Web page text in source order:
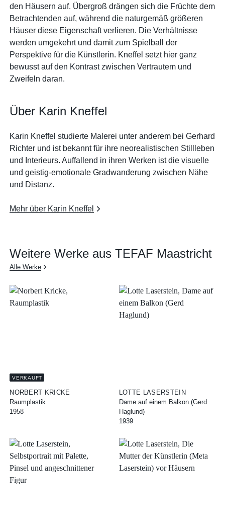
den Häusern auf. Übergroß drängen sich die Früchte dem
Betrachtenden auf, während die naturgemäß größeren
Häuser diese Eigenschaft verlieren. Die Verhältnisse
werden umgekehrt und damit zum Spielball der
Perspektive für die Künstlerin. Kneffel setzt hier ganz
bewusst auf den Kontrast zwischen Vertrautem und
Zweifeln daran.
Über Karin Kneffel
Karin Kneffel studierte Malerei unter anderem bei Gerhard
Richter und ist bekannt für ihre neorealistischen Stillleben
und Interieurs. Auffallend in ihren Werken ist die visuelle
und geistig-emotionale Gradwanderung zwischen Nähe
und Distanz.
Mehr über Karin Kneffel
Weitere Werke aus TEFAF Maastricht
Alle Werke
VERKAUFT
NORBERT KRICKE
Raumplastik
1958
LOTTE LASERSTEIN
Dame auf einem Balkon (Gerd
Haglund)
1939